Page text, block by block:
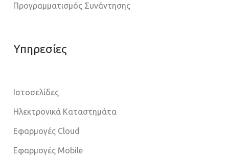
Προγραμματισμός Συνάντησης
Υπηρεσίες
Ιστοσελίδες
Ηλεκτρονικά Καταστημάτα
Εφαρμογές Cloud
Εφαρμογές Mobile